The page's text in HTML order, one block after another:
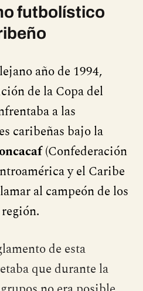
futbolístico
año de 1994,
de la Copa del
a las
caribeñas bajo la
(Confederación
y el Caribe
al campeón de los
de esta
que durante la